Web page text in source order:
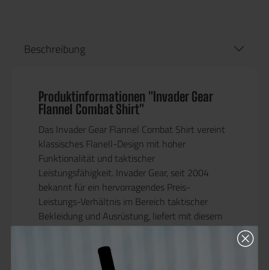
Beschreibung
Produktinformationen "Invader Gear
Flannel Combat Shirt"
Das Invader Gear Flannel Combat Shirt vereint
klassisches Flanell-Design mit hoher
Funktionalität und taktischer
Leistungsfähigkeit. Invader Gear, seit 2004
bekannt für ein hervorragendes Preis-
Leistungs-Verhältnis im Bereich taktischer
Bekleidung und Ausrüstung, liefert mit diesem
Combat Shirt eine robuste und zugleich
komfortable Lösung für anspruchsvolle